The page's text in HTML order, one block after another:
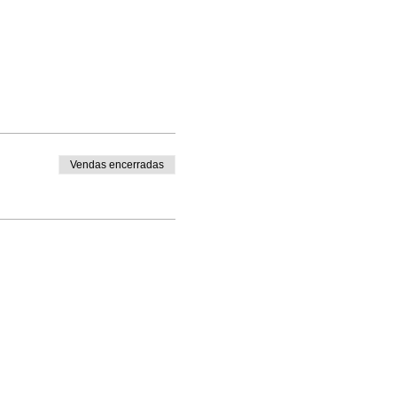
Vendas encerradas